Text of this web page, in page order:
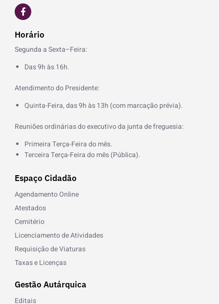
F
a
c
e
b
o
o
k
Horário
Segunda a Sexta–Feira:
Das 9h às 16h.
Atendimento do Presidente:
Quinta-Feira, das 9h às 13h (com marcação prévia).
Reuniões ordinárias do executivo da junta de freguesia:
Primeira Terça-Feira do mês.
Terceira Terça-Feira do mês (Pública).
Espaço Cidadão
Agendamento Online
Atestados
Cemitério
Licenciamento de Atividades
Requisição de Viaturas
Taxas e Licenças
Gestão Autárquica
Editais